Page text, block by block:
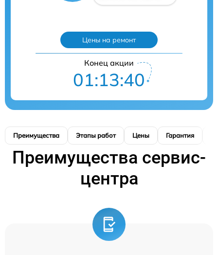
Цены на ремонт
Конец акции
01:13:39
Преимущества Этапы работ Цены Гарантия
Преимущества сервис-
центра